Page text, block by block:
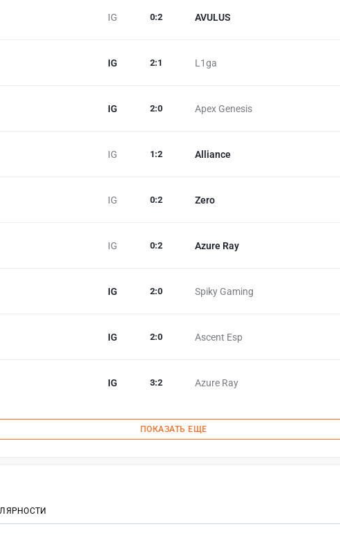
IG AVULUS
0:2
IG L1ga
2:1
IG Apex Genesis
2:0
IG Alliance
1 :2
IG Zero
0:2
IG Azure Ray
0:2
IG Spiky Gaming
2:0
IG Ascent Esp
2:0
IG Azure Ray
3:2
ПОКАЗАТЬ ЕЩЕ